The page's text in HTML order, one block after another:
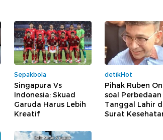
Sepakbola
Singapura Vs
Indonesia: Skuad
Garuda Harus Lebih
Kreatif
detikHot
Pihak Ruben
soal Perbedaan
Tanggal Lahir
Surat